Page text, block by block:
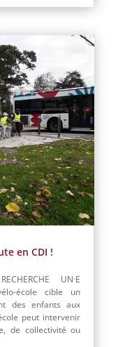
en CDI !
UN·E
vélo-école cible un
des enfants aux
peut intervenir
de collectivité ou